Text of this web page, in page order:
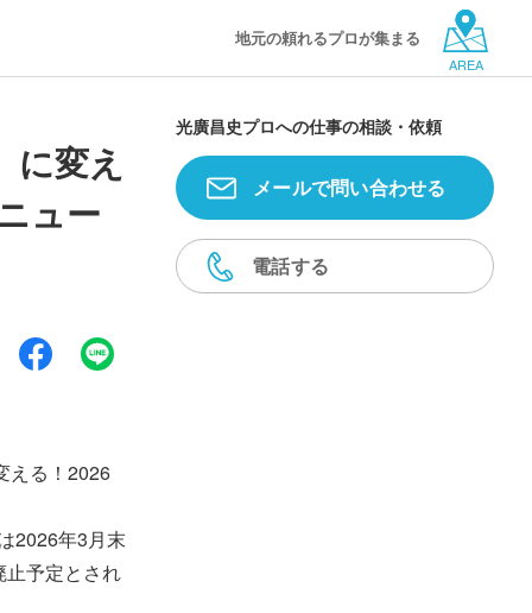
地元の頼れるプロが集まる
AREA
変え
ュー
える！2026
2026年3月末
予定とされ
光廣昌史プロへの仕事の相談・依頼
メールで問い合わせる
電話する